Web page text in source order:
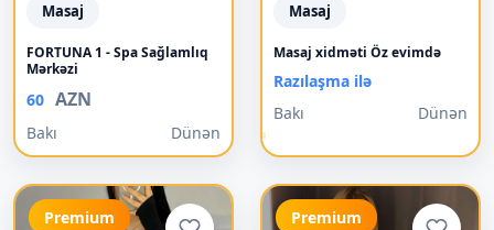
Masaj
FORTUNA 1 - Spa Sağlamlıq
Mərkəzi
60 AZN
Bakı Dünən
Masaj
Masaj xidməti Öz evimdə
Razılaşma ilə
Bakı
Dünən
Premium Premium